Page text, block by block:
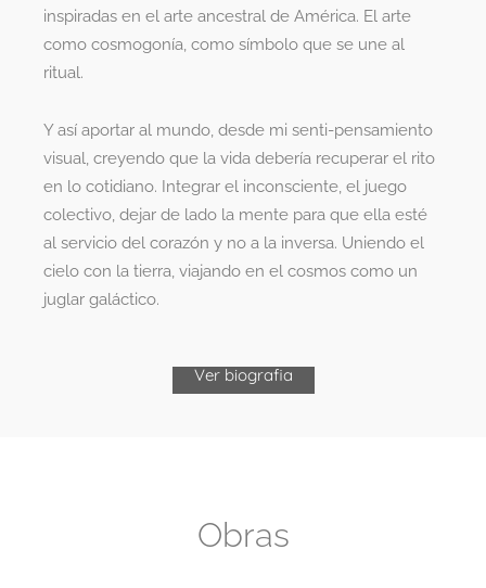
inspiradas en el arte ancestral de América. El arte
como cosmogonía, como símbolo que se une al
ritual.
Y así aportar al mundo, desde mi senti-pensamiento
visual, creyendo que la vida debería recuperar el rito
en lo cotidiano. Integrar el inconsciente, el juego
colectivo, dejar de lado la mente para que ella esté
al servicio del corazón y no a la inversa. Uniendo el
cielo con la tierra, viajando en el cosmos como un
juglar galáctico.
Ver biografia
Obras